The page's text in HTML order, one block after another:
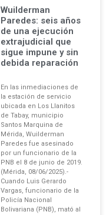
Wuilderman
Paredes: seis años
de una ejecución
extrajudicial que
sigue impune y sin
debida reparación
En las inmediaciones de
la estación de servicio
ubicada en Los Llanitos
de Tabay, municipio
Santos Marquina de
Mérida, Wuilderman
Paredes fue asesinado
por un funcionario de la
PNB el 8 de junio de 2019.
(Mérida, 08/06/2025).-
Cuando Luis Gerardo
Vargas, funcionario de la
Policía Nacional
Bolivariana (PNB), mató al